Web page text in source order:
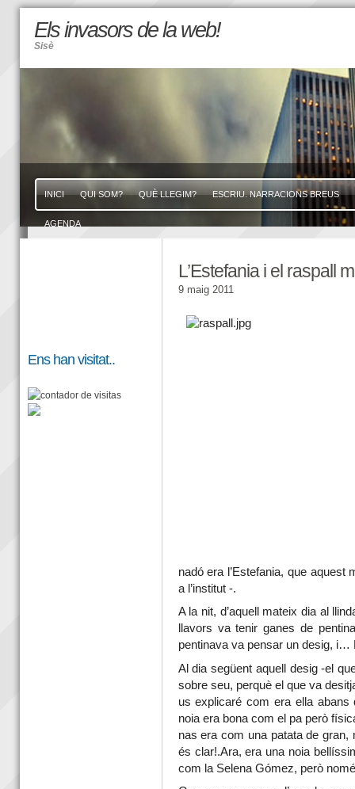
Els invasors de la web!
Sisè
INICI QUI SOM? QUÈ LLEGIM? ESCRIU. NARRACIONS BREUS
AGENDA
L’Estefania i el raspall
9 maig 2011
nadó era l’Estefania, que
a l’institut -.
A la nit, d’aquell mateix dia al
llavors va tenir ganes de
pentinava va pensar un desig, i…
Al dia següent aquell desig -el
sobre seu, perquè el que va
us explicaré com era ella
noia era bona com el pa però
nas era com una patata de
és clar!.Ara, era una noia
com la Selena Gómez, però
Ens han visitat..